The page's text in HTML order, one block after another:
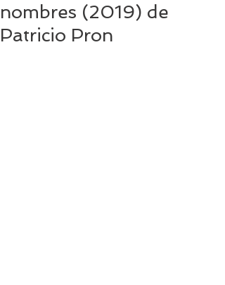
nombres (2019) de
Patricio Pron